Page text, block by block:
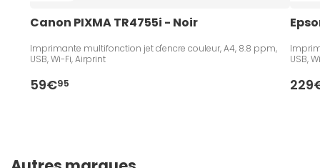
Canon PIXMA TR4755i - Noir
Imprimante multifonction jet d'encre couleur, A4, 8.8 ppm,
USB, Wi-Fi, Airprint
59€95
USB,